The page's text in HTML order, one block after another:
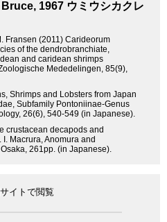
1967 ウミウシカクレ
Fransen (2011) Carideorum
of the dendrobranchiate,
and caridean shrimps
Mededelingen, 85(9),
Shrimps and Lobsters from Japan
Subfamily Pontoniinae-Genus
26(6), 540-549 (in Japanese).
crustacean decapods and
Macrura, Anomura and
261pp. (in Japanese).
イトで閲覧